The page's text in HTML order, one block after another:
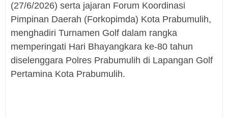
(27/6/2026) serta jajaran Forum Koordinasi
Pimpinan Daerah (Forkopimda) Kota Prabumulih,
menghadiri Turnamen Golf dalam rangka
memperingati Hari Bhayangkara ke-80 tahun
diselenggara Polres Prabumulih di Lapangan Golf
Pertamina Kota Prabumulih.